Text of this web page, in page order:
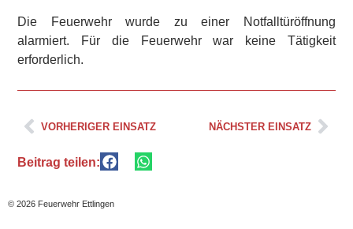
Die Feuerwehr wurde zu einer Notfalltüröffnung
alarmiert. Für die Feuerwehr war keine Tätigkeit
erforderlich.
VORHERIGER EINSATZ NÄCHSTER EINSATZ
Beitrag teilen:
© 2026 Feuerwehr Ettlingen